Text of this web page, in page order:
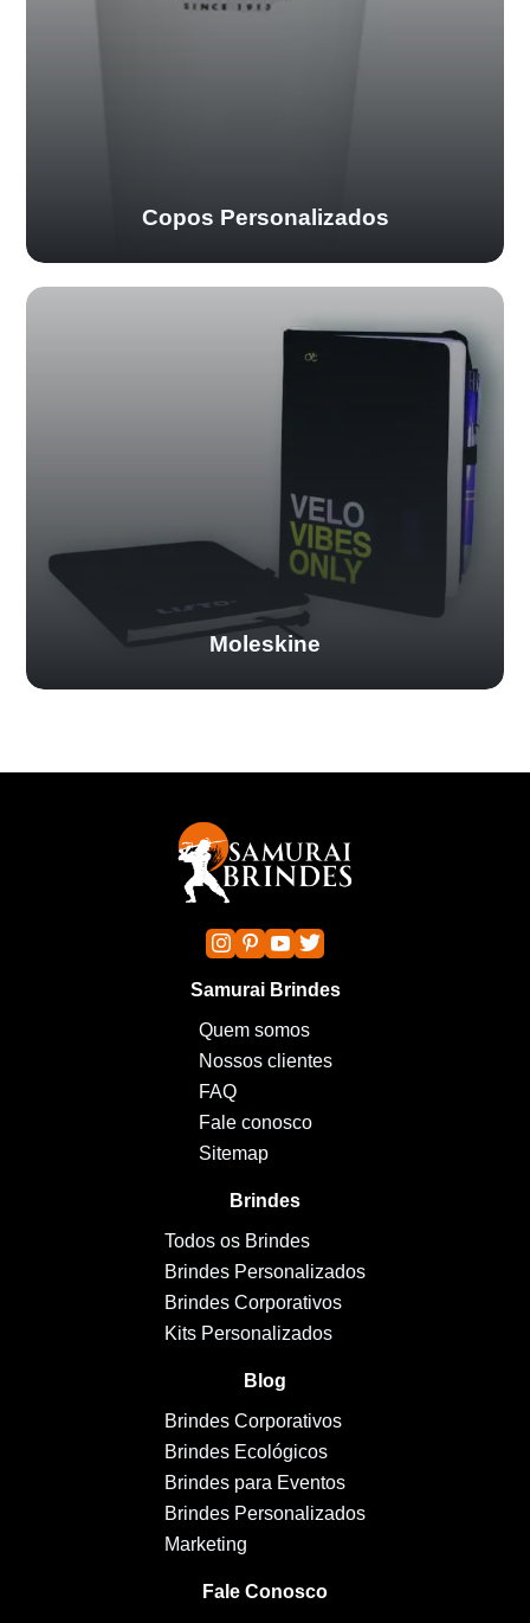
Copos Personalizados
Moleskine
Samurai Brindes
Quem somos
Nossos clientes
FAQ
Fale conosco
Sitemap
Brindes
Todos os Brindes
Brindes Personalizados
Brindes Corporativos
Kits Personalizados
Blog
Brindes Corporativos
Brindes Ecológicos
Brindes para Eventos
Brindes Personalizados
Marketing
Fale Conosco